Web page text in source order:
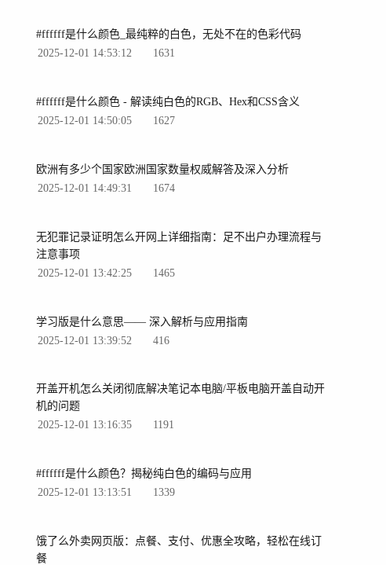
#ffffff是什么颜色_最纯粹的白色，无处不在的色彩代码
2025-12-01 14:53:12
1631
#ffffff是什么颜色 - 解读纯白色的RGB、Hex和CSS含义
2025-12-01 14:50:05
1627
欧洲有多少个国家欧洲国家数量权威解答及深入分析
2025-12-01 14:49:31
1674
无犯罪记录证明怎么开网上详细指南：足不出户办理流程与
注意事项
2025-12-01 13:42:25
1465
学习版是什么意思—— 深入解析与应用指南
2025-12-01 13:39:52
416
开盖开机怎么关闭彻底解决笔记本电脑/平板电脑开盖自动开
机的问题
2025-12-01 13:16:35
1191
#ffffff是什么颜色？揭秘纯白色的编码与应用
2025-12-01 13:13:51
1339
饿了么外卖网页版：点餐、支付、优惠全攻略，轻松在线订
餐